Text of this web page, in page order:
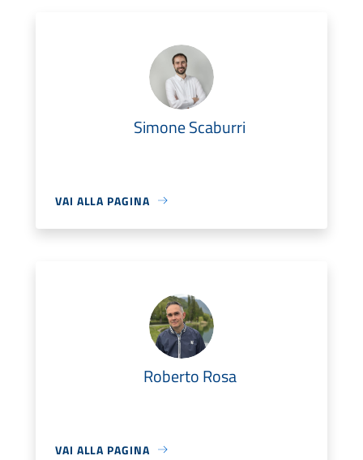
Simone Scaburri
VAI ALLA PAGINA
Roberto Rosa
VAI ALLA PAGINA